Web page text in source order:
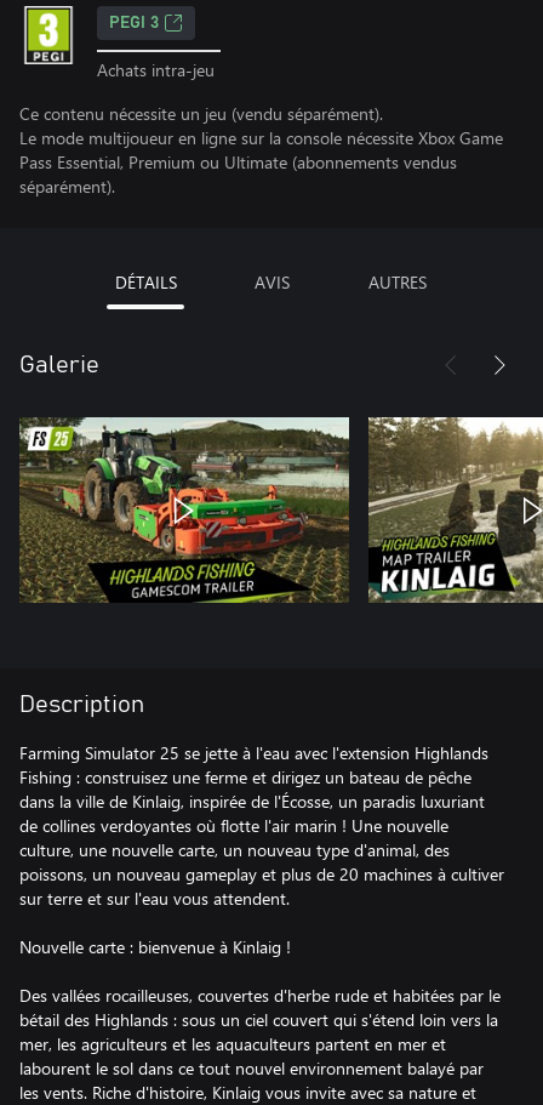
PEGI 3
Achats intra-jeu
Ce contenu nécessite un jeu (vendu séparément).
Le mode multijoueur en ligne sur la console nécessite Xbox Game
Pass Essential, Premium ou Ultimate (abonnements vendus
séparément).
DÉTAILS AVIS AUTRES
Galerie
Description
Farming Simulator 25 se jette à l'eau avec l'extension Highlands
Fishing : construisez une ferme et dirigez un bateau de pêche
dans la ville de Kinlaig, inspirée de l'Écosse, un paradis luxuriant
de collines verdoyantes où flotte l'air marin ! Une nouvelle
culture, une nouvelle carte, un nouveau type d'animal, des
poissons, un nouveau gameplay et plus de 20 machines à cultiver
sur terre et sur l'eau vous attendent.
Nouvelle carte : bienvenue à Kinlaig !
Des vallées rocailleuses, couvertes d'herbe rude et habitées par le
bétail des Highlands : sous un ciel couvert qui s'étend loin vers la
mer, les agriculteurs et les aquaculteurs partent en mer et
labourent le sol dans ce tout nouvel environnement balayé par
les vents. Riche d'histoire, Kinlaig vous invite avec sa nature et